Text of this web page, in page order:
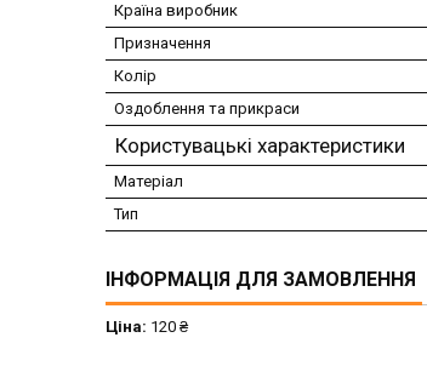
Країна виробник
Призначення
Колір
Оздоблення та прикраси
Користувацькі характеристики
Матеріал
Тип
ІНФОРМАЦІЯ ДЛЯ ЗАМОВЛЕННЯ
Ціна: 120 ₴